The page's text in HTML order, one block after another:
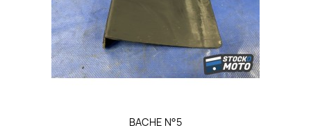
BACHE N°5